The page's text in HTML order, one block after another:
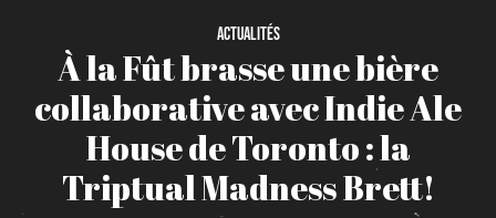
Actualités
ÀlaFûtbrasseunebière
collaborativeavecIndieAle
HousedeToronto:la
TriptualMadnessBrett!